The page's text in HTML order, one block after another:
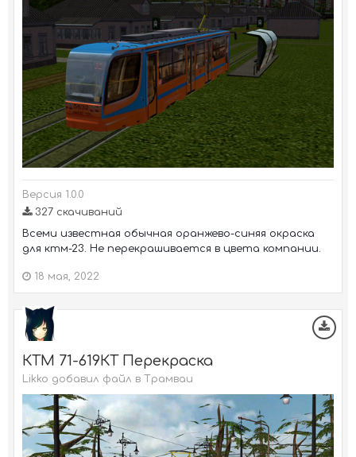
Версия 1.0.0
327 скачиваний
Всеми известная обычная оранжево-синяя окраска
для ктм-23. Не перекрашивается в цвета компании.
18 мая, 2022
КТМ 71-619КТ Перекраска
Likko добавил файл в Трамваи